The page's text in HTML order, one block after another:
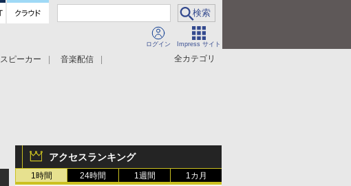
ログイン Impress サイト
全カテゴリ
スピーカー
音楽配信
アクセスランキング
1時間 24時間 1週間 1カ月